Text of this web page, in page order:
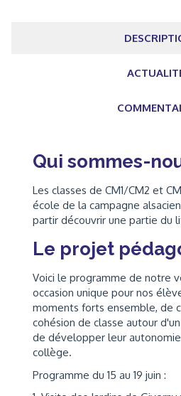
Qui sommes-
Les classes de CM1/CM2 et
école de la campagne
partir découvrir une partie du
Le projet
Voici le programme de notre
occasion unique pour nos
moments forts ensemble, de
cohésion de classe autour
de développer leur
collège.
Programme du 15 au 19 juin :